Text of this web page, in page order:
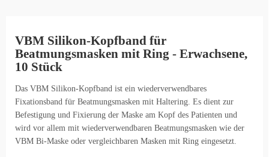
VBM Silikon-Kopfband für
Beatmungsmasken mit Ring - Erwachsene,
10 Stück
Das VBM Silikon-Kopfband ist ein wiederverwendbares
Fixationsband für Beatmungsmasken mit Haltering. Es dient zur
Befestigung und Fixierung der Maske am Kopf des Patienten und
wird vor allem mit wiederverwendbaren Beatmungsmasken wie der
VBM Bi-Maske oder vergleichbaren Masken mit Ring eingesetzt.